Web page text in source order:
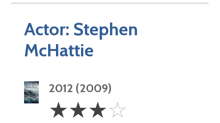
Actor: Stephen
McHattie
2012 (2009)
Stars
☆☆☆☆